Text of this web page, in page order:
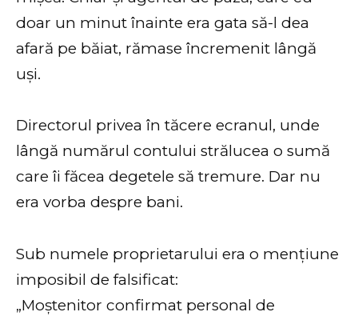
doar un minut înainte era gata să-l dea
afară pe băiat, rămase încremenit lângă
uși.
Directorul privea în tăcere ecranul, unde
lângă numărul contului strălucea o sumă
care îi făcea degetele să tremure. Dar nu
era vorba despre bani.
Sub numele proprietarului era o mențiune
imposibil de falsificat:
„Moștenitor confirmat personal de